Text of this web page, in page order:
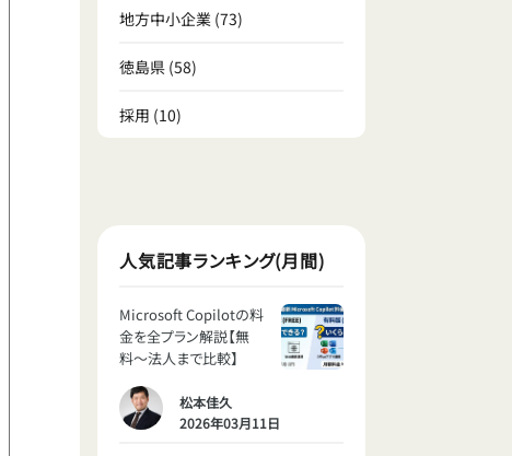
地方中小企業 (73)
徳島県 (58)
採用 (10)
人気記事ランキング(月間)
Microsoft Copilotの料
金を全プラン解説【無
料〜法人まで比較】
松本佳久
2026年03月11日